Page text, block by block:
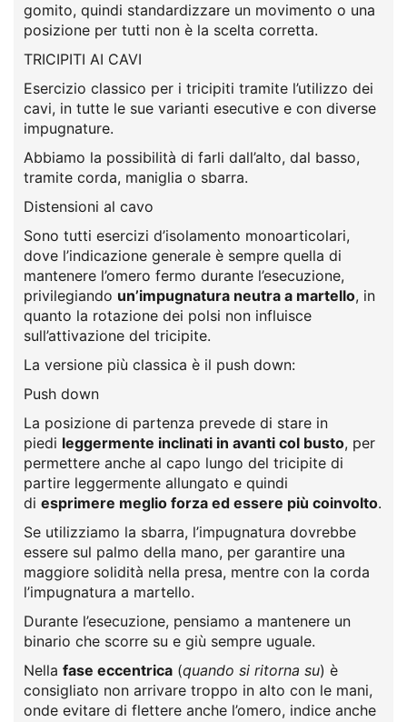
gomito, quindi standardizzare un movimento o una
posizione per tutti non è la scelta corretta.
TRICIPITI AI CAVI
Esercizio classico per i tricipiti tramite l’utilizzo dei
cavi, in tutte le sue varianti esecutive e con diverse
impugnature.
Abbiamo la possibilità di farli dall’alto, dal basso,
tramite corda, maniglia o sbarra.
Distensioni al cavo
Sono tutti esercizi d’isolamento monoarticolari,
dove l’indicazione generale è sempre quella di
mantenere l’omero fermo durante l’esecuzione,
privilegiando un’impugnatura neutra a martello, in
quanto la rotazione dei polsi non influisce
sull’attivazione del tricipite.
La versione più classica è il push down:
Push down
La posizione di partenza prevede di stare in
piedi leggermente inclinati in avanti col busto, per
permettere anche al capo lungo del tricipite di
partire leggermente allungato e quindi
di esprimere meglio forza ed essere più coinvolto.
Se utilizziamo la sbarra, l’impugnatura dovrebbe
essere sul palmo della mano, per garantire una
maggiore solidità nella presa, mentre con la corda
l’impugnatura a martello.
Durante l’esecuzione, pensiamo a mantenere un
binario che scorre su e giù sempre uguale.
Nella fase eccentrica (quando si ritorna su) è
consigliato non arrivare troppo in alto con le mani,
onde evitare di flettere anche l’omero, indice anche